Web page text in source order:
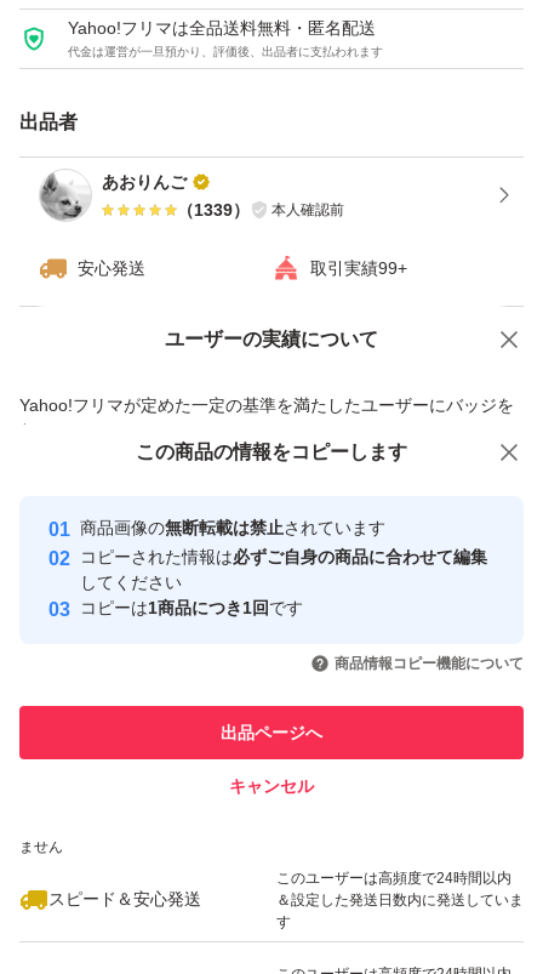
どうぞよろしくお願い致します。
Yahoo!フリマは全品送料無料・匿名配送
代金は運営が一旦預かり、評価後、出品者に支払われます
出品者
あおりんご
（1339） 本人確認前
安心発送 取引実績99+
ユーザーの実績について
Yahoo!フリマが定めた一定の基準を満たしたユーザーにバッジを
付与しています
安心取引出品者
心・安全なユーザーです
取引実績
引を完了させた実績があります
での取引実績があります
ません
スピード＆安心発送
このユーザーは高頻度で24時間以内
＆設定した発送日数内に発送していま
す
価格の相談 商品への質問
この商品の情報をコピーします
商品画像の無断転載は禁止されています
コピーされた情報は必ずご自身の商品に合わせて編集
してください
コピーは1商品につき1回です
商品情報コピー機能について
出品ページへ
キャンセル
この商品をみている人にオススメ